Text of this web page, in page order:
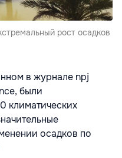
рост осадков
в журнале npj
были
климатических
осадков по